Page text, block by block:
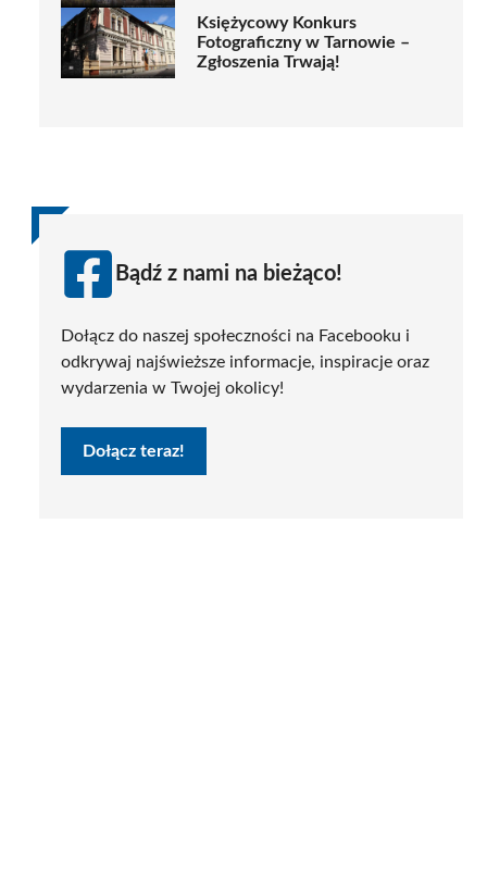
Księżycowy Konkurs
Fotograficzny w Tarnowie –
Zgłoszenia Trwają!
Bądź z nami na bieżąco!
Dołącz do naszej społeczności na Facebooku i
odkrywaj najświeższe informacje, inspiracje oraz
wydarzenia w Twojej okolicy!
Dołącz teraz!